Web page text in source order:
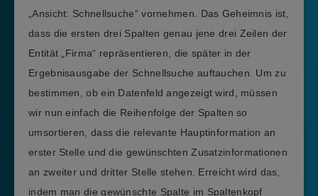
„Ansicht: Schnellsuche“ vornehmen. Das Geheimnis ist,
dass die ersten drei Spalten genau jene drei Zeilen der
Entität „Firma“ repräsentieren, die später in der
Ergebnisausgabe der Schnellsuche auftauchen. Um zu
bestimmen, ob ein Datenfeld angezeigt wird, müssen
wir nun einfach die Reihenfolge der Spalten so
umsortieren, dass die relevante Hauptinformation an
erster Stelle und die gewünschten Zusatzinformationen
an zweiter und dritter Stelle stehen. Erreicht wird das,
indem man die gewünschte Spalte im Spaltenkopf